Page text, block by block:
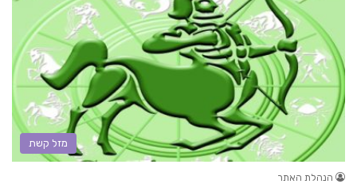
מזל קשת
הנהלת האתר